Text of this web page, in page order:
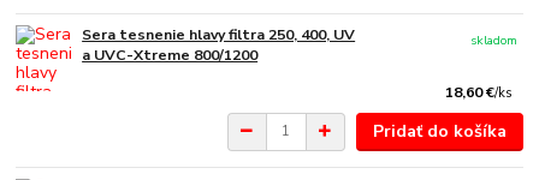
Sera tesnenie hlavy filtra 250, 400, UV
a UVC-Xtreme 800/1200
18,60 €/ks
skladom
Pridať do košíka